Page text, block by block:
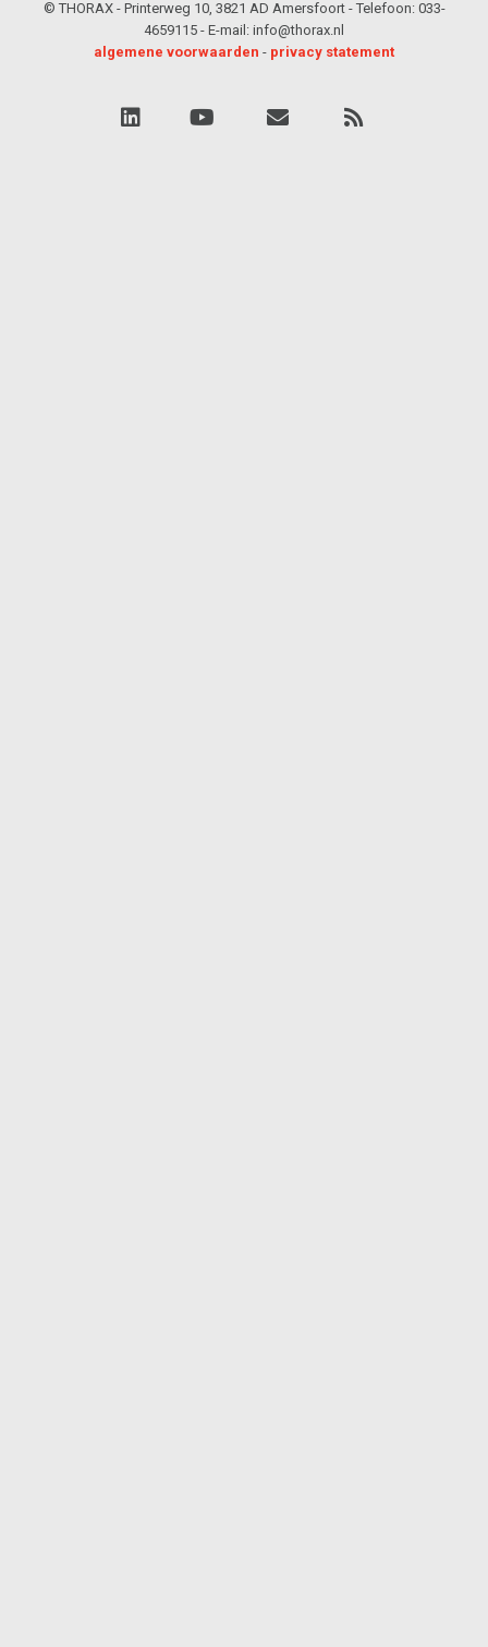
© THORAX - Printerweg 10, 3821 AD Amersfoort - Telefoon: 033-
4659115 - E-mail: info@thorax.nl
algemene voorwaarden - privacy statement